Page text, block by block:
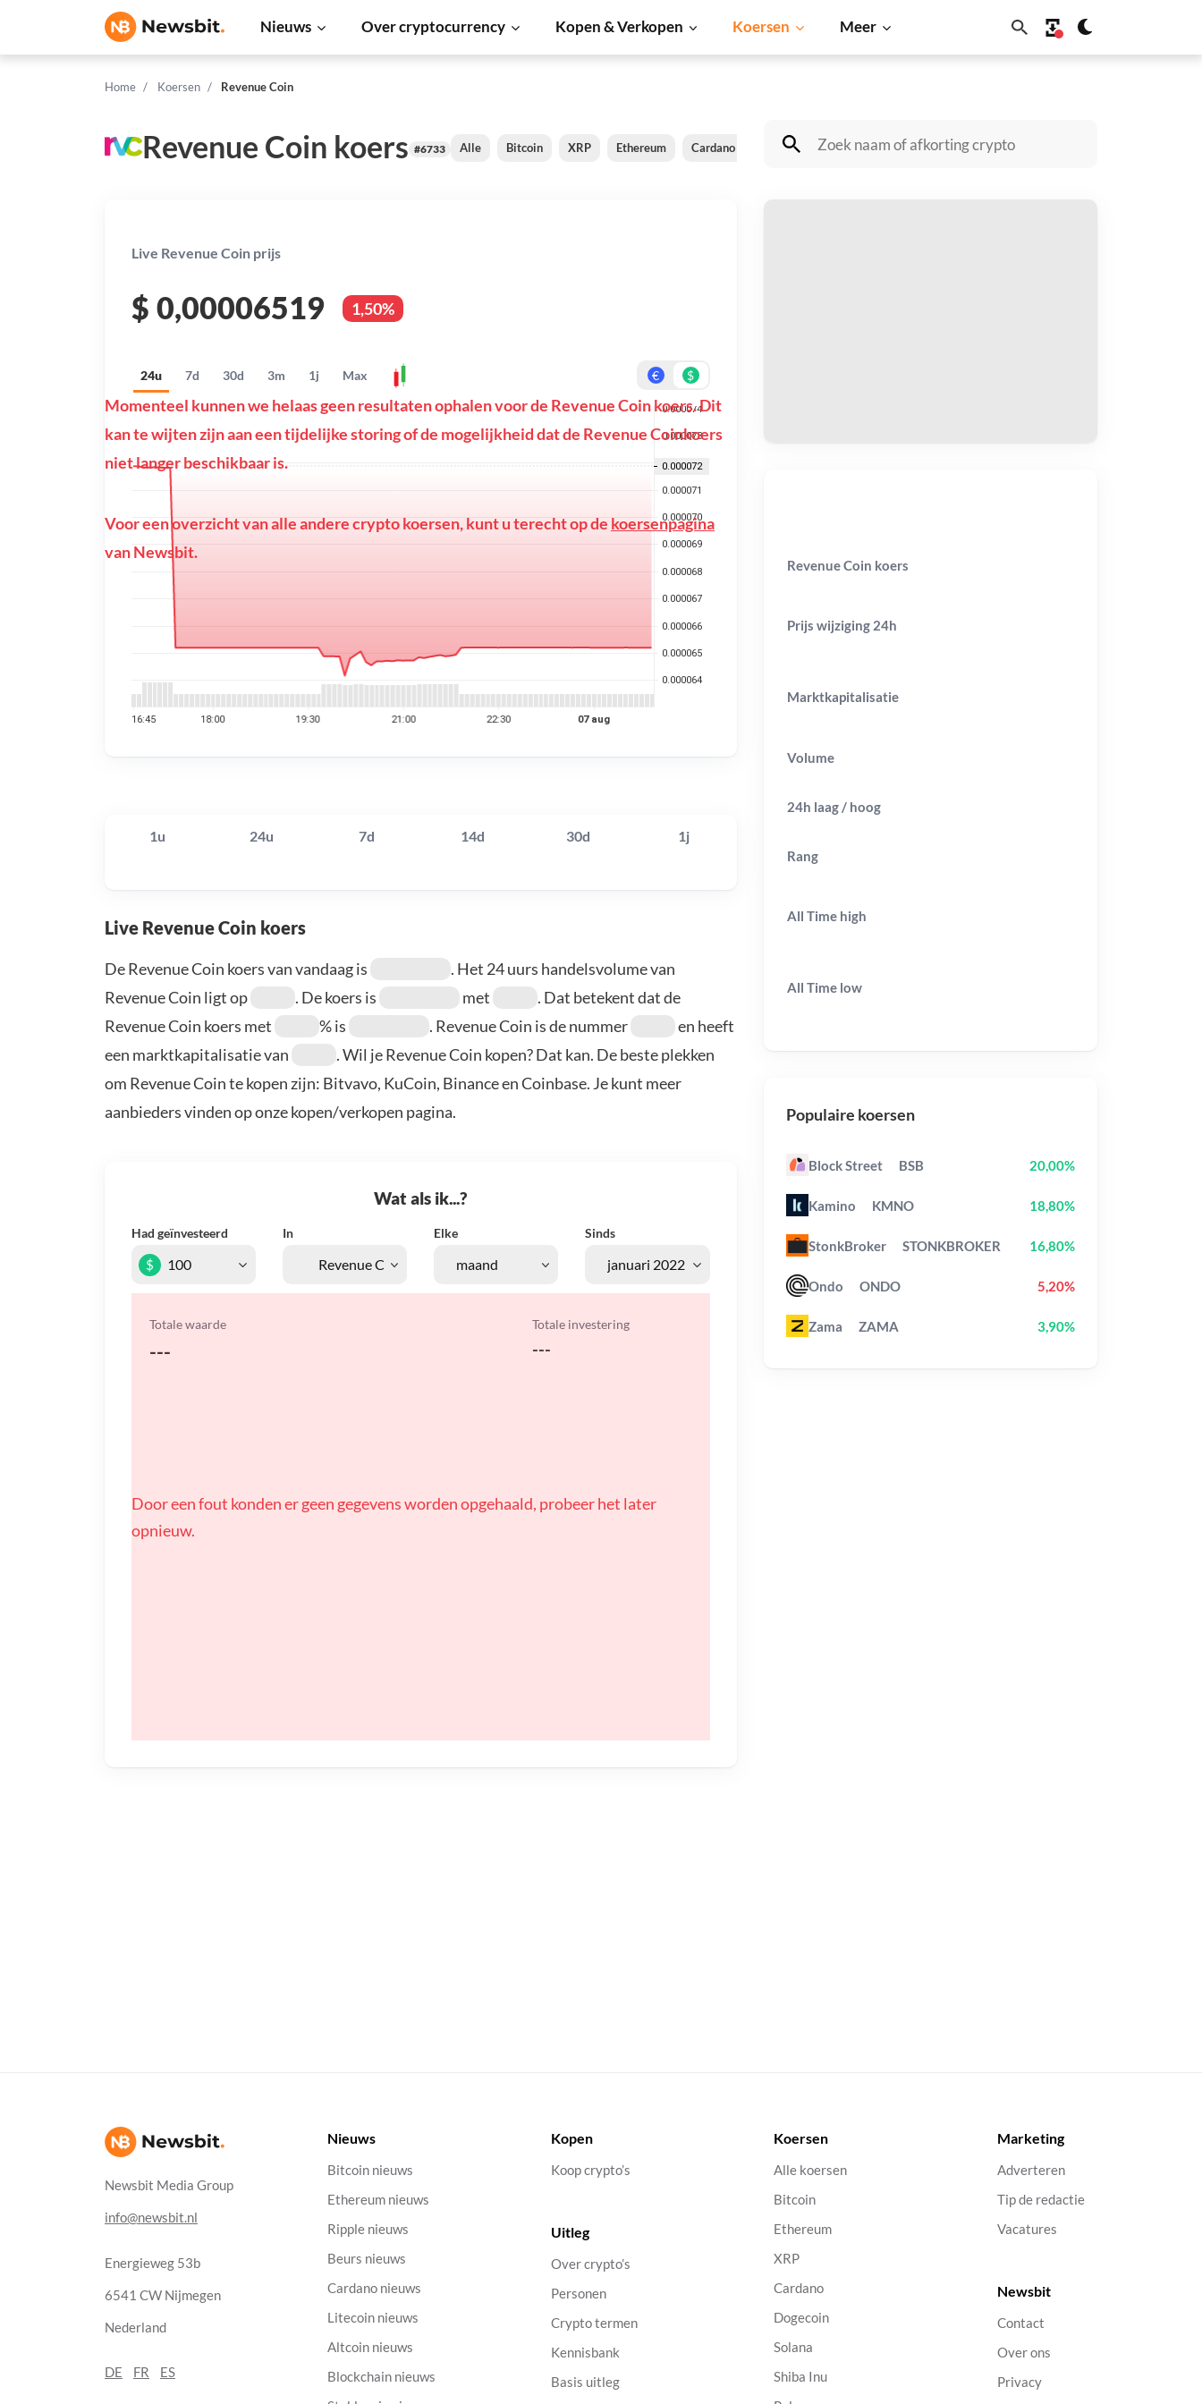
Nieuws Over cryptocurrency Kopen & Verkopen Koersen Meer
Home Koersen Revenue Coin
Revenue Coin koers #6733 Alle Bitcoin XRP Ethereum Cardano Shiba Inu Dogecoin Solana BNB
Live Revenue Coin prijs
$ 0,00006519 1,50%
24u 7d 30d 3m 1j Max € $
Momenteel kunnen we helaas geen resultaten ophalen voor de Revenue Coin koers. Dit
kan te wijten zijn aan een tijdelijke storing of de mogelijkheid dat de Revenue Coinkoers
niet langer beschikbaar is.
Voor een overzicht van alle andere crypto koersen, kunt u terecht op de koersenpagina
van Newsbit.
1u 24u 7d 14d 30d 1j
Live Revenue Coin koers
De Revenue Coin koers van vandaag is
. Het 24 uurs handelsvolume van
Revenue Coin ligt op
. De koers is met
. Dat betekent dat de
Revenue Coin koers met
% is . Revenue Coin is de nummer
en heeft
een marktkapitalisatie van
. Wil je Revenue Coin kopen? Dat kan. De beste plekken
om Revenue Coin te kopen zijn: Bitvavo, KuCoin, Binance en Coinbase. Je kunt meer
aanbieders vinden op onze kopen/verkopen pagina.
Wat als ik...?
Had geïnvesteerd In Elke Sinds
$
Totale waarde
---
Totale investering
---
Door een fout konden er geen gegevens worden opgehaald, probeer het later
opnieuw.
Revenue Coin koers
Prijs wijziging 24h
Marktkapitalisatie
Volume
24h laag / hoog
Rang
All Time high
All Time low
Populaire koersen
Block Street BSB 20,00%
Kamino KMNO 18,80%
StonkBroker STONKBROKER 16,80%
Ondo ONDO 5,20%
Zama ZAMA 3,90%
Newsbit Media Group
info@newsbit.nl
Energieweg 53b
6541 CW Nijmegen
Nederland
DE FR ES
Nieuws
Bitcoin nieuws
Ethereum nieuws
Ripple nieuws
Beurs nieuws
Cardano nieuws
Litecoin nieuws
Altcoin nieuws
Blockchain nieuws
Kopen
Koop crypto’s
Uitleg
Over crypto’s
Personen
Crypto termen
Kennisbank
Basis uitleg
Koersen
Alle koersen
Bitcoin
Ethereum
XRP
Cardano
Dogecoin
Solana
Shiba Inu
Marketing
Adverteren
Tip de redactie
Vacatures
Newsbit
Contact
Over ons
Privacy